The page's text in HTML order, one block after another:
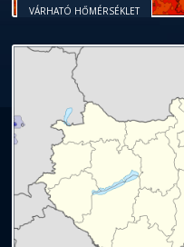
VÁRHATÓ HŐMÉRSÉKLET